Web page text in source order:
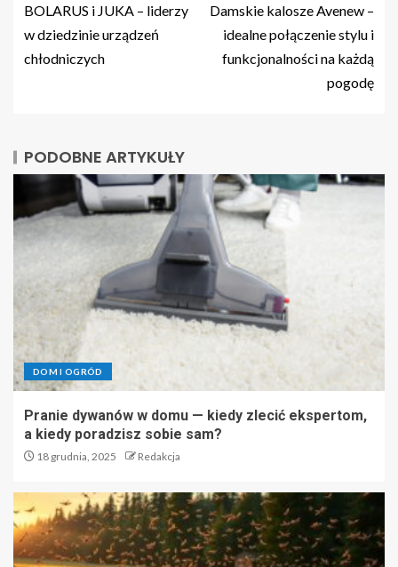
BOLARUS i JUKA – liderzy
w dziedzinie urządzeń
chłodniczych
Damskie kalosze Avenew –
idealne połączenie stylu i
funkcjonalności na każdą
pogodę
PODOBNE ARTYKUŁY
DOM I OGRÓD
Pranie dywanów w domu — kiedy zlecić ekspertom,
a kiedy poradzisz sobie sam?
18 grudnia, 2025 Redakcja